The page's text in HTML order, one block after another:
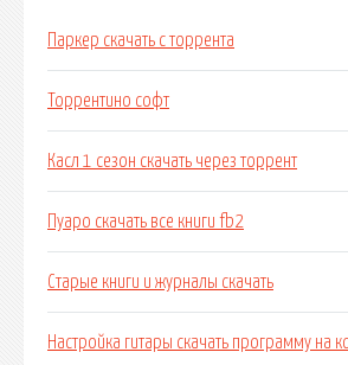
Паркер скачать с торрента
Торрентино софт
Касл 1 сезон скачать через торрент
Пуаро скачать все книги fb2
Старые книги и журналы скачать
Настройка гитары скачать программу на